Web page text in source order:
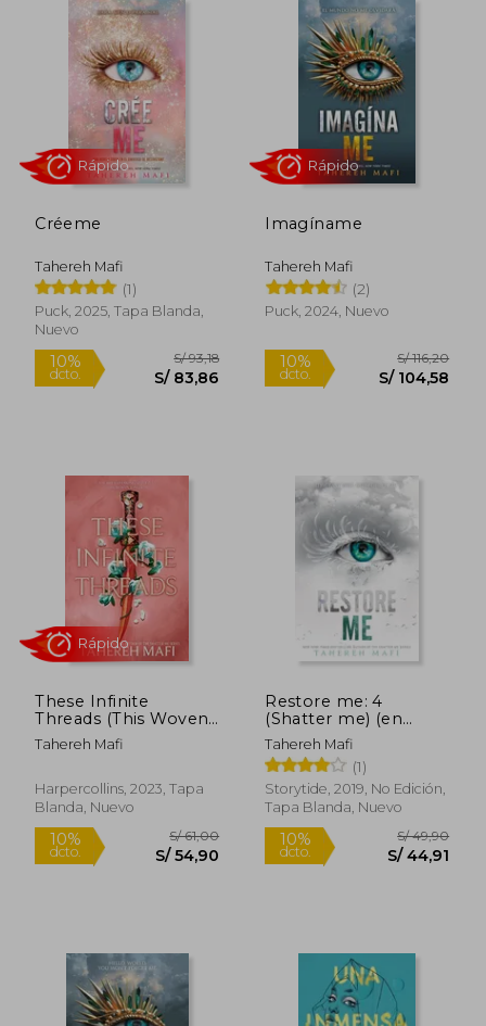
25% 25%
Créeme
Tahereh Mafi
(1)
Puck, 2025, Tapa Blanda,
Nuevo
10% S/ 93,18
Rápido
Imagíname
Tahereh Mafi
(2)
Puck, 2024, Nuevo
10%
Rápido
These Infinite
Threads (This Woven
Kingdom, 2) (en
Inglés)
Tahereh Mafi
Harpercollins, 2023, Tapa
Blanda, Nuevo
Restore me: 4
(Shatter me) (en
Inglés)
Tahereh Mafi
(1)
Storytide, 2019, No Edición,
Tapa Blanda, Nuevo